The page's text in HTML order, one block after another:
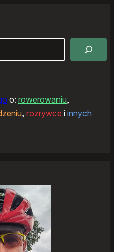
o: rowerowaniu,
, rozrywce i innych